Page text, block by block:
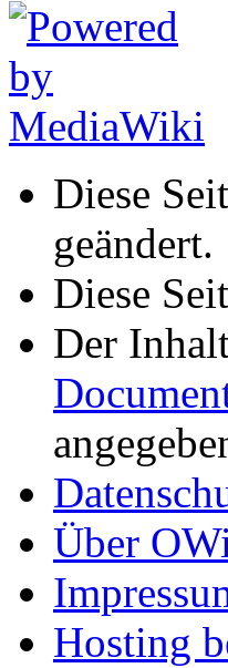
Diese
geändert.
Diese
Der
Über
Hosting